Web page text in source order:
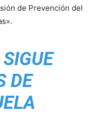
de Prevención del
DE